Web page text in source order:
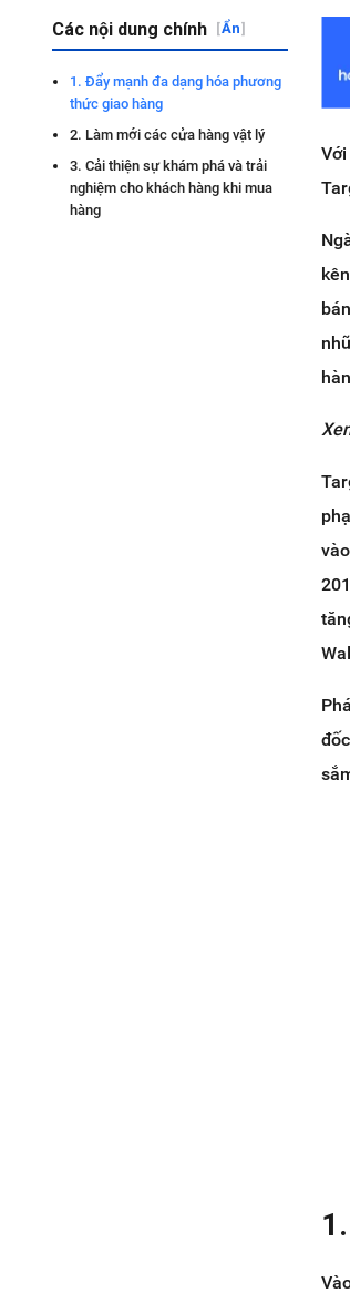
Các nội dung chính [Ẩn]
1. Đẩy mạnh đa dạng hóa phương
thức giao hàng
2. Làm mới các cửa hàng vật lý
3. Cải thiện sự khám phá và trải
nghiệm cho khách hàng khi mua
hàng